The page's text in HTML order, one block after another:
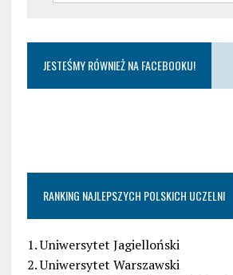
JESTEŚMY RÓWNIEŻ NA FACEBOOKU!
RANKING NAJLEPSZYCH POLSKICH UCZELNI
1. Uniwersytet Jagielloński
2. Uniwersytet Warszawski